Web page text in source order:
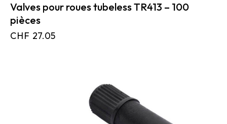
Valves pour roues tubeless TR413 – 100
pièces
CHF 27.05